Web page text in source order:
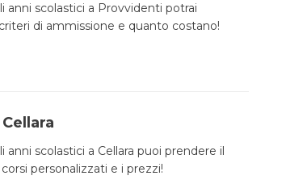
anni scolastici a Provvidenti potrai
di ammissione e quanto costano!
scolastici a Cellara puoi prendere il
personalizzati e i prezzi!